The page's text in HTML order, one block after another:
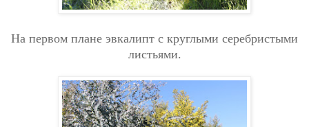
На первом плане эвкалипт с круглыми серебристыми
листьями.